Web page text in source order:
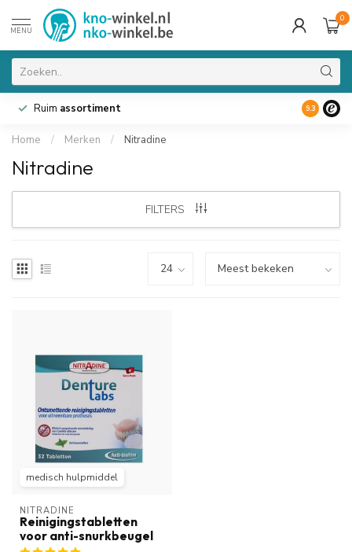
MENU
0
Ruim assortiment 9.3
Home / Merken / Nitradine
Nitradine
FILTERS
medisch hulpmiddel
NITRADINE
Reinigingstabletten
voor anti-snurkbeugel